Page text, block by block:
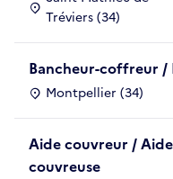
Tréviers (34)
Bancheur-coffreur /
Montpellier (34)
Aide couvreur / Aide
couvreuse